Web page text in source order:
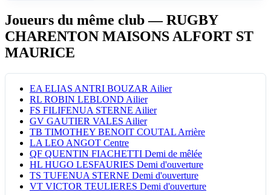
Joueurs du même club— RUGBY
CHARENTON MAISONS ALFORT ST
MAURICE
EA ELIAS ANTRI BOUZAR Ailier
RL ROBIN LEBLOND Ailier
FS FILIFENUA STERNE Ailier
GV GAUTIER VALES Ailier
TB TIMOTHEY BENOIT COUTAL Arrière
LA LEO ANGOT Centre
QF QUENTIN FIACHETTI Demi de mêlée
HL HUGO LESFAURIES Demi d'ouverture
TS TUFENUA STERNE Demi d'ouverture
VT VICTOR TEULIERES Demi d'ouverture